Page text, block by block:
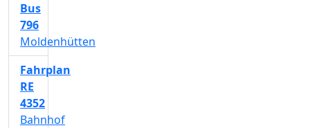
Bus
796
Moldenhütten
Fahrplan
RE
4352
Bahnhof